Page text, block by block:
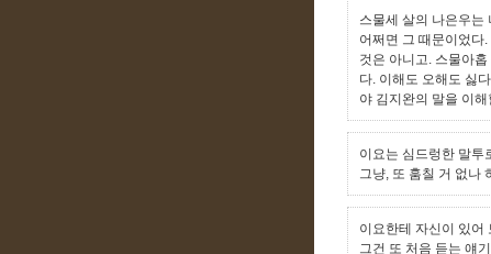
스물세 살의 나은우는
어쩌면 그 때문이었다
것은 아니고. 스물아
다. 이해도 오해도 싫
야 김지완의 말을 이
이요는 심드렁한 말투
그냥, 또 훔칠 거 없나
이요한테 자신이 있어
그건 또 처음 듣는 얘